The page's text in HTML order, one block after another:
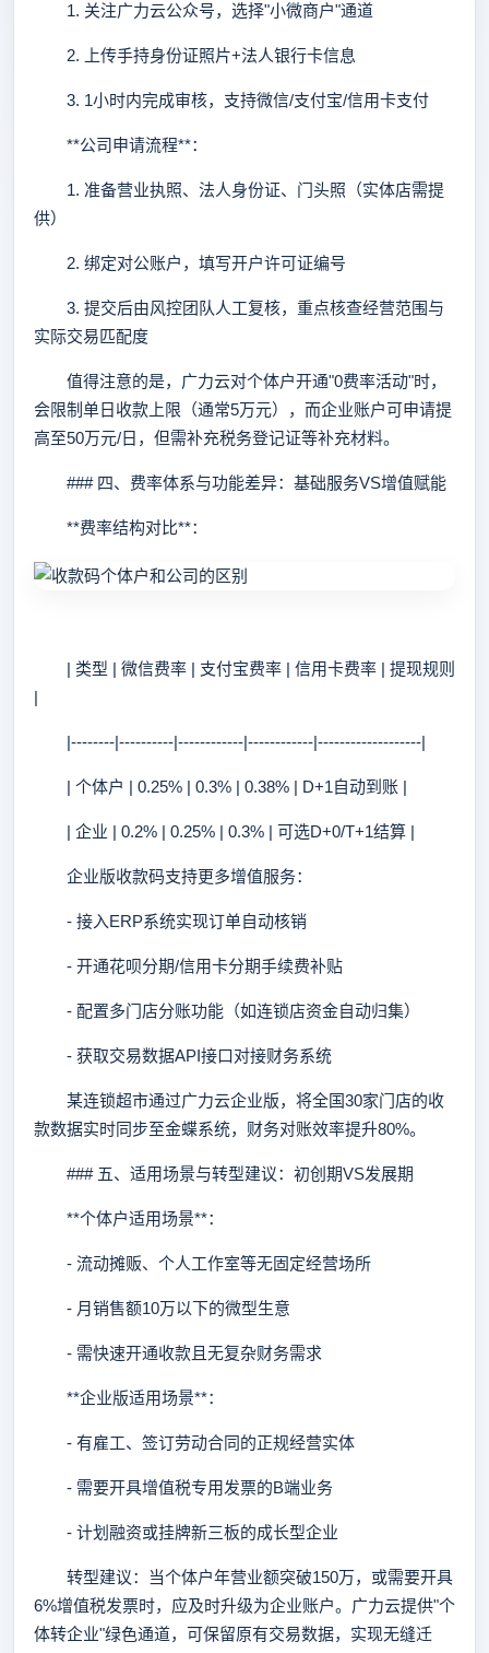
1. 关注广力云公众号，选择"小微商户"通道
2. 上传手持身份证照片+法人银行卡信息
3. 1小时内完成审核，支持微信/支付宝/信用卡支付
**公司申请流程**：
1. 准备营业执照、法人身份证、门头照（实体店需提
供）
2. 绑定对公账户，填写开户许可证编号
3. 提交后由风控团队人工复核，重点核查经营范围与
实际交易匹配度
值得注意的是，广力云对个体户开通"0费率活动"时，
会限制单日收款上限（通常5万元），而企业账户可申请提
高至50万元/日，但需补充税务登记证等补充材料。
### 四、费率体系与功能差异：基础服务VS增值赋能
**费率结构对比**：
| 类型 | 微信费率 | 支付宝费率 | 信用卡费率 | 提现规则
|
|--------|----------|------------|------------|-------------------|
| 个体户 | 0.25% | 0.3% | 0.38% | D+1自动到账 |
| 企业 | 0.2% | 0.25% | 0.3% | 可选D+0/T+1结算 |
企业版收款码支持更多增值服务：
- 接入ERP系统实现订单自动核销
- 开通花呗分期/信用卡分期手续费补贴
- 配置多门店分账功能（如连锁店资金自动归集）
- 获取交易数据API接口对接财务系统
某连锁超市通过广力云企业版，将全国30家门店的收
款数据实时同步至金蝶系统，财务对账效率提升80%。
### 五、适用场景与转型建议：初创期VS发展期
**个体户适用场景**：
- 流动摊贩、个人工作室等无固定经营场所
- 月销售额10万以下的微型生意
- 需快速开通收款且无复杂财务需求
**企业版适用场景**：
- 有雇工、签订劳动合同的正规经营实体
- 需要开具增值税专用发票的B端业务
- 计划融资或挂牌新三板的成长型企业
转型建议：当个体户年营业额突破150万，或需要开具
6%增值税发票时，应及时升级为企业账户。广力云提供"个
体转企业"绿色通道，可保留原有交易数据，实现无缝迁